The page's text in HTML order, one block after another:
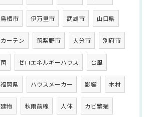
鳥栖市 伊万里市 武雄市 山口県
カーテン 筑紫野市 大分市 別府市
菌 ゼロエネルギーハウス 台風
福岡県 ハウスメーカー 影響 木材
建物 秋雨前線 人体 カビ繁殖